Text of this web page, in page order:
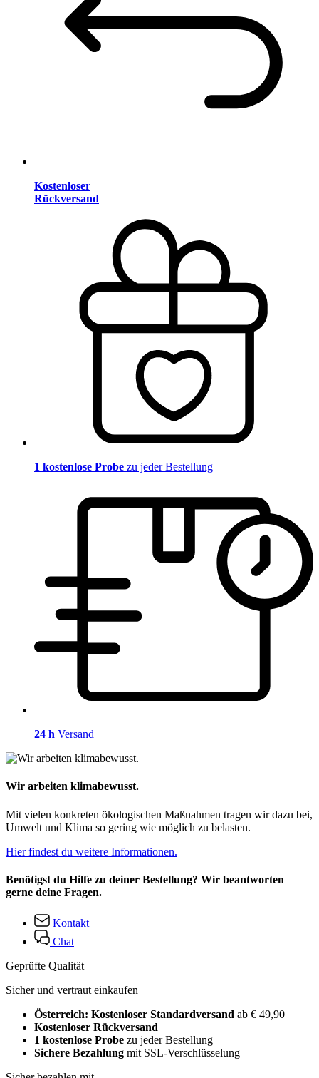
Kostenloser
Rückversand
1 kostenlose Probe zu jeder Bestellung
24 h Versand
Wir arbeiten klimabewusst.
Mit vielen konkreten ökologischen Maßnahmen tragen wir dazu bei,
Umwelt und Klima so gering wie möglich zu belasten.
Hier findest du weitere Informationen.
Benötigst du Hilfe zu deiner Bestellung? Wir beantworten
gerne deine Fragen.
Kontakt
Chat
Geprüfte Qualität
Sicher und vertraut einkaufen
Österreich: Kostenloser Standardversand ab € 49,90
Kostenloser Rückversand
1 kostenlose Probe zu jeder Bestellung
Sichere Bezahlung mit SSL-Verschlüsselung